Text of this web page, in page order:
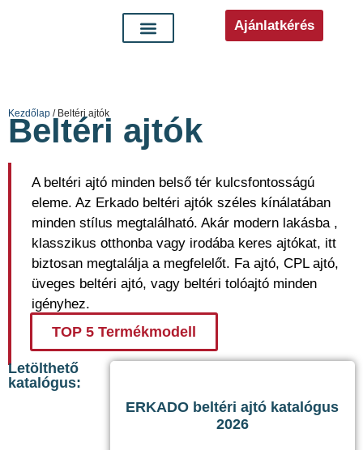
Ajánlatkérés
Kezdőlap / Beltéri ajtók
Beltéri ajtók
A beltéri ajtó minden belső tér kulcsfontosságú
eleme. Az Erkado beltéri ajtók széles kínálatában
minden stílus megtalálható. Akár modern lakásba ,
klasszikus otthonba vagy irodába keres ajtókat, itt
biztosan megtalálja a megfelelőt. Fa ajtó, CPL ajtó,
üveges beltéri ajtó, vagy beltéri tolóajtó minden
igényhez.
TOP 5 Termékmodell
Letölthető
katalógus:
ERKADO beltéri ajtó katalógus
2026